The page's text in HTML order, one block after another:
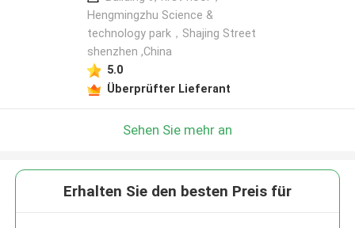
Hengmingzhu Science &
technology park，Shajing Street
shenzhen ,China
5.0
Überprüfter Lieferant
Sehen Sie mehr an
Erhalten Sie den besten Preis für